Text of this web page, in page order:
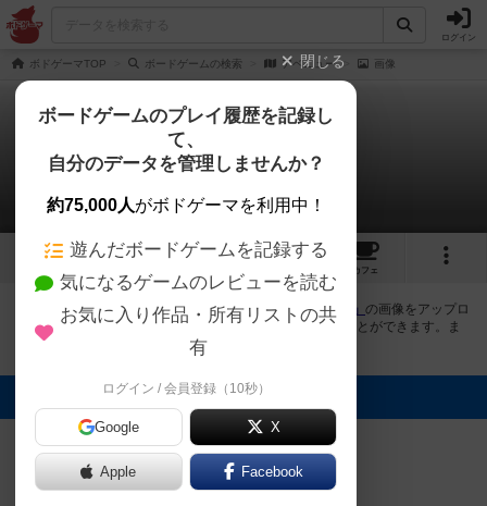
ログイン
ボドゲーマTOP ボードゲームの検索 アベニュー 画像
アベニュー
1件の画像
1 2
カフェ
ボドゲーマにログインすると、 「アベニュー（Avenue）」 の画像をアップロ
ード出来たり、他のユーザーの投稿画像に評価を付けることができます。ま
た、トップ6の画像は様々なページで表示されます。
トップに表示される画像
ボドゲーマ運営
閉じる
ボードゲームのプレイ履歴を記録し
て、
自分のデータを管理しませんか？
約75,000人がボドゲーマを利用中！
遊んだボードゲームを記録する
気になるゲームのレビューを読む
お気に入り作品・所有リストの共
有
ログイン / 会員登録（10秒）
Google X
Apple Facebook